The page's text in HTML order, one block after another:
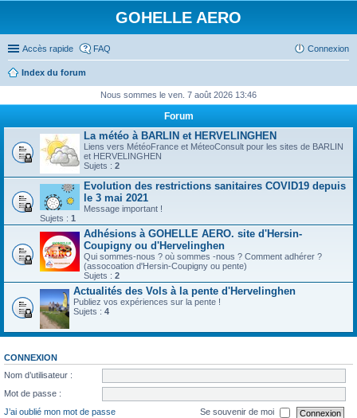
GOHELLE AERO
Accès rapide FAQ Connexion
Index du forum
Nous sommes le ven. 7 août 2026 13:46
Forum
La météo à BARLIN et HERVELINGHEN
Liens vers MétéoFrance et MéteoConsult pour les sites de BARLIN
et HERVELINGHEN
Sujets : 2
Evolution des restrictions sanitaires COVID19 depuis
le 3 mai 2021
Message important !
Sujets : 1
Adhésions à GOHELLE AERO. site d'Hersin-
Coupigny ou d'Hervelinghen
Qui sommes-nous ? où sommes -nous ? Comment adhérer ?
(assocoation d'Hersin-Coupigny ou pente)
Sujets : 2
Actualités des Vols à la pente d'Hervelinghen
Publiez vos expériences sur la pente !
Sujets : 4
CONNEXION
Nom d’utilisateur :
Mot de passe :
J’ai oublié mon mot de passe
Se souvenir de moi